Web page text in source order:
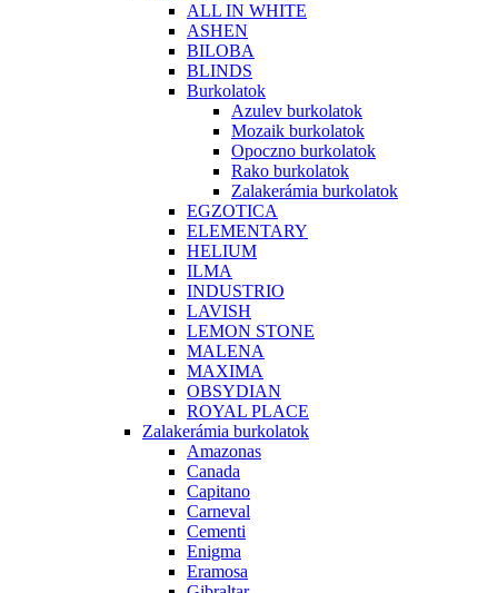
ALL IN WHITE
ASHEN
BILOBA
BLINDS
Burkolatok
Azulev burkolatok
Mozaik burkolatok
Opoczno burkolatok
Rako burkolatok
Zalakerámia burkolatok
EGZOTICA
ELEMENTARY
HELIUM
ILMA
INDUSTRIO
LAVISH
LEMON STONE
MALENA
MAXIMA
OBSYDIAN
ROYAL PLACE
Zalakerámia burkolatok
Amazonas
Canada
Capitano
Carneval
Cementi
Enigma
Eramosa